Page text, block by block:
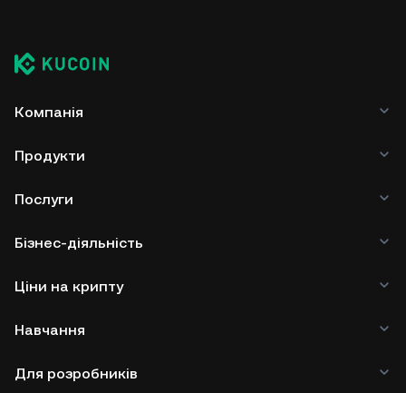
Компанія
Продукти
Послуги
Бізнес-діяльність
Ціни на крипту
Навчання
Для розробників